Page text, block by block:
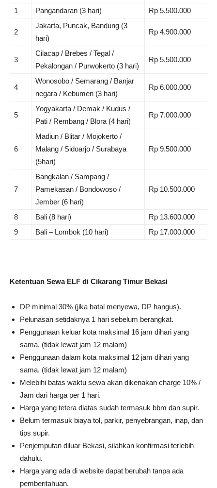
1 Pangandaran (3 hari) Rp 5.500.000
2
Jakarta, Puncak, Bandung (3
hari)
Rp 4.900.000
3
Cilacap / Brebes / Tegal /
Pekalongan / Purwokerto (3 hari)
Rp 5.500.000
4
Wonosobo / Semarang / Banjar
negara / Kebumen (3 hari)
Rp 6.000.000
5
Yogyakarta / Demak / Kudus /
Pati / Rembang / Blora (4 hari)
Rp 7.000.000
6
Madiun / Blitar / Mojokerto /
Malang / Sidoarjo / Surabaya
(5hari)
Rp 9.500.000
7
Bangkalan / Sampang /
Pamekasan / Bondowoso /
Jember (6 hari)
Rp 10.500.000
8 Bali (8 hari)
Rp 13.600.000
9
Bali – Lombok (10 hari) Rp 17.000.000
Ketentuan Sewa ELF di Cikarang Timur Bekasi
DP minimal 30% (jika batal menyewa, DP hangus).
Pelunasan setidaknya 1 hari sebelum berangkat.
Penggunaan keluar kota maksimal 16 jam dihari yang
sama. (tidak lewat jam 12 malam)
Penggunaan dalam kota maksimal 12 jam dihari yang
sama. (tidak lewat jam 12 malam)
Melebihi batas waktu sewa akan dikenakan charge 10% /
Jam dari harga per 1 hari.
Harga yang tetera diatas sudah termasuk bbm dan supir.
Belum termasuk biaya tol, parkir, penyebrangan, inap, dan
tips supir.
Penjemputan diluar Bekasi, silahkan konfirmasi terlebih
dahulu.
Harga yang ada di website dapat berubah tanpa ada
pemberitahuan.